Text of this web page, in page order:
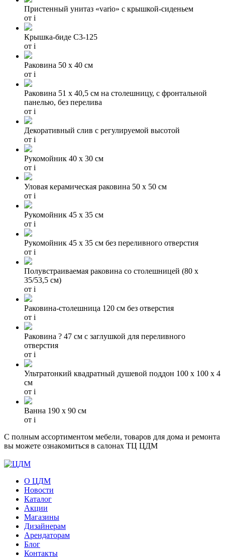
Пристенный унитаз «vario» с крышкой-сиденьем
от i
Крышка-биде C3-125
от i
Раковина 50 x 40 см
от i
Раковина 51 х 40,5 см на столешницу, с фронтальной
панелью, без перелива
от i
Декоративный слив с регулируемой высотой
от i
Рукомойник 40 х 30 см
от i
Уловая керамическая раковина 50 х 50 см
от i
Рукомойник 45 х 35 см
от i
Рукомойник 45 х 35 см без переливного отверстия
от i
Полувстраиваемая раковина со столешницей (80 x
35/53,5 см)
от i
Раковина-столешница 120 см без отверстия
от i
Раковина ? 47 см с заглушкой для переливного
отверстия
от i
Ультратонкий квадратный душевой поддон 100 х 100 х 4
см
от i
Ванна 190 х 90 см
от i
С полным ассортиментом мебели, товаров для дома и ремонта
вы можете ознакомиться в салонах ТЦ ЦДМ
О ЦДМ
Новости
Каталог
Акции
Магазины
Дизайнерам
Арендаторам
Блог
Контакты